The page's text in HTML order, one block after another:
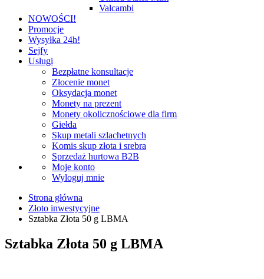
Valcambi
NOWOŚCI!
Promocje
Wysyłka 24h!
Sejfy
Usługi
Bezpłatne konsultacje
Złocenie monet
Oksydacja monet
Monety na prezent
Monety okolicznościowe dla firm
Giełda
Skup metali szlachetnych
Komis skup złota i srebra
Sprzedaż hurtowa B2B
Moje konto
Wyloguj mnie
Strona główna
Złoto inwestycyjne
Sztabka Złota 50 g LBMA
Sztabka Złota 50 g LBMA